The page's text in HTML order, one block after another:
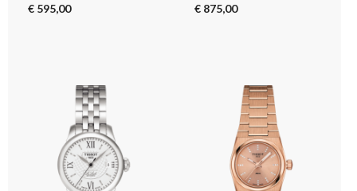
€ 595,00 € 875,00